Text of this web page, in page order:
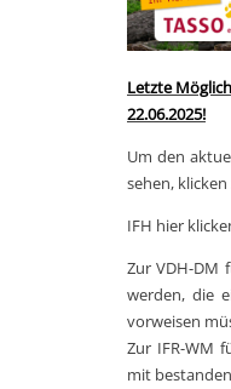
Letzte
22.06.2025!
Um den
sehen,
IFH hier
Zur VDH-DM
werden, die
vorweisen
Zur IFR-WM
mit